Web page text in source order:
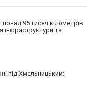
понад 95 тисяч кілометрів
інфраструктури та
під Хмельницьким: